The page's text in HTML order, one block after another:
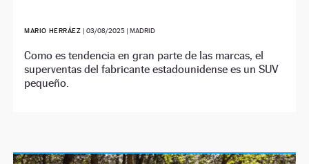
MARIO HERRÁEZ | 03/08/2025| MADRID
Como es tendencia en gran parte de las marcas, el
superventas del fabricante estadounidense es un SUV
pequeño.